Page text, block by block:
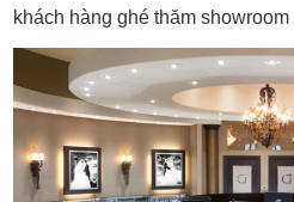
khách hàng ghé thăm showroom